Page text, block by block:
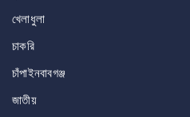
খেলাধুলা
চাকরি
চাঁপাইনবাবগঞ্জ
জাতীয়